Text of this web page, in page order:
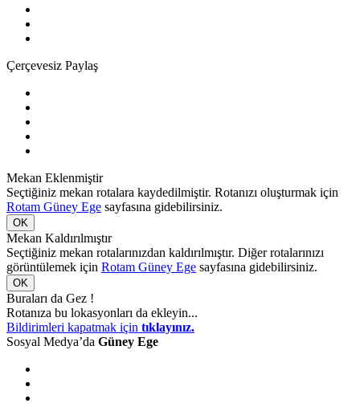
Çerçevesiz Paylaş
Mekan Eklenmiştir
Seçtiğiniz mekan rotalara kaydedilmiştir. Rotanızı oluşturmak için
Rotam Güney Ege sayfasına gidebilirsiniz.
OK
Mekan Kaldırılmıştır
Seçtiğiniz mekan rotalarınızdan kaldırılmıştır. Diğer rotalarınızı
görüntülemek için Rotam Güney Ege sayfasına gidebilirsiniz.
OK
Buraları da Gez !
Rotanıza bu lokasyonları da ekleyin...
Bildirimleri kapatmak için tıklayınız.
Sosyal Medya’da Güney Ege